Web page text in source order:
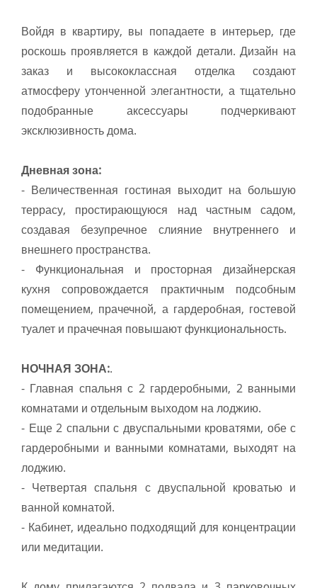
Войдя в квартиру, вы попадаете в интерьер, где
роскошь проявляется в каждой детали. Дизайн на
заказ и высококлассная отделка создают
атмосферу утонченной элегантности, а тщательно
подобранные аксессуары подчеркивают
эксклюзивность дома.
Дневная зона:
- Величественная гостиная выходит на большую
террасу, простирающуюся над частным садом,
создавая безупречное слияние внутреннего и
внешнего пространства.
- Функциональная и просторная дизайнерская
кухня сопровождается практичным подсобным
помещением, прачечной, а гардеробная, гостевой
туалет и прачечная повышают функциональность.
НОЧНАЯ ЗОНА:.
- Главная спальня с 2 гардеробными, 2 ванными
комнатами и отдельным выходом на лоджию.
- Еще 2 спальни с двуспальными кроватями, обе с
гардеробными и ванными комнатами, выходят на
лоджию.
- Четвертая спальня с двуспальной кроватью и
ванной комнатой.
- Кабинет, идеально подходящий для концентрации
или медитации.